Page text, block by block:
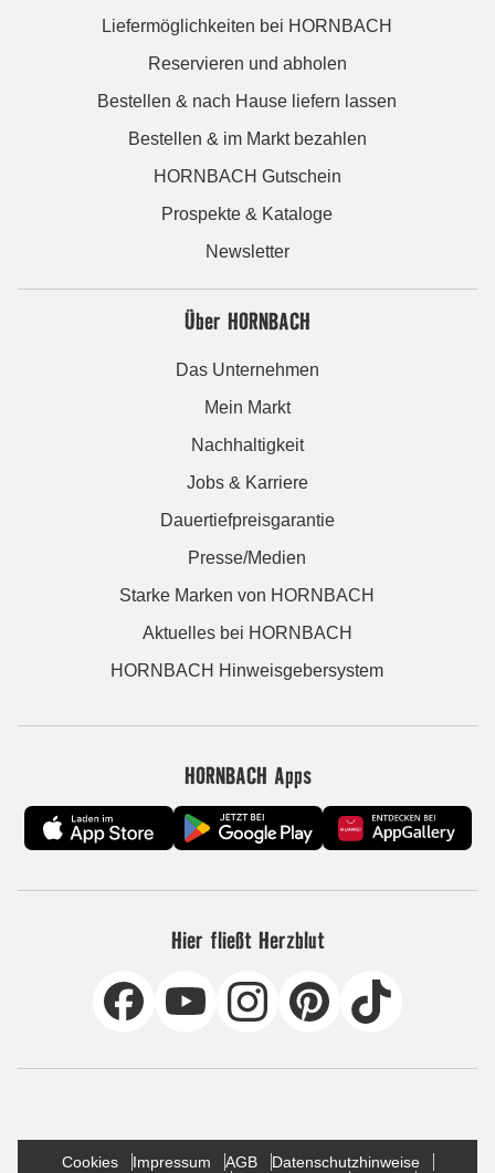
Liefermöglichkeiten bei HORNBACH
Reservieren und abholen
Bestellen & nach Hause liefern lassen
Bestellen & im Markt bezahlen
HORNBACH Gutschein
Prospekte & Kataloge
Newsletter
Über HORNBACH
Das Unternehmen
Mein Markt
Nachhaltigkeit
Jobs & Karriere
Dauertiefpreisgarantie
Presse/Medien
Starke Marken von HORNBACH
Aktuelles bei HORNBACH
HORNBACH Hinweisgebersystem
HORNBACH Apps
Hier fließt Herzblut
Cookies Impressum AGB
Datenschutzhinweise